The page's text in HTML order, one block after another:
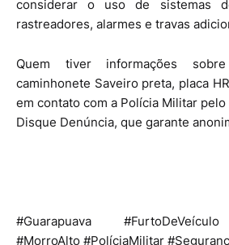
considerar o uso de sistemas
rastreadores, alarmes e travas
Quem tiver informações
caminhonete Saveiro preta, placa
em contato com a Polícia Militar
Disque Denúncia, que garante
#Guarapuava
#MorroAlto #PolíciaMilitar